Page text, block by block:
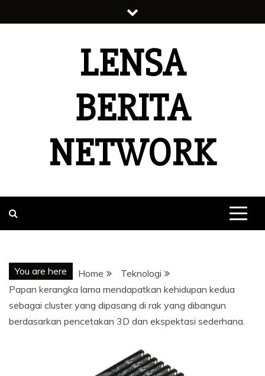
to
LENSA
BERITA
NETWORK
You are here Home
Teknologi
Papan kerangka lama mendapatkan kehidupan kedua
sebagai cluster yang dipasang di rak yang dibangun
berdasarkan pencetakan 3D dan ekspektasi sederhana.